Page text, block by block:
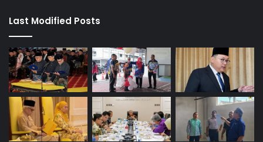
n
Last Modified Posts